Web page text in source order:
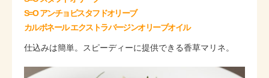
S=O アンチョビスタフドオリーブ
カルボネール エクストラバージンオリーブオイル
仕込みは簡単。スピーディーに提供できる香草マリネ。